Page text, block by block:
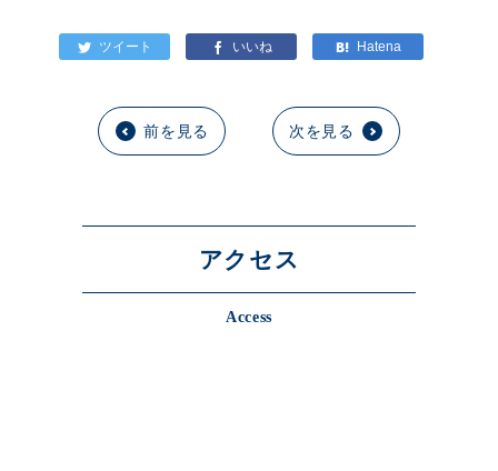
前を見る 次を見る
アクセス
Access